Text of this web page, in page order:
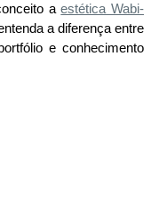
a estética Wabi-
a diferença entre
e conhecimento